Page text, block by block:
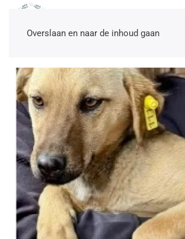
Overslaan en naar de inhoud gaan